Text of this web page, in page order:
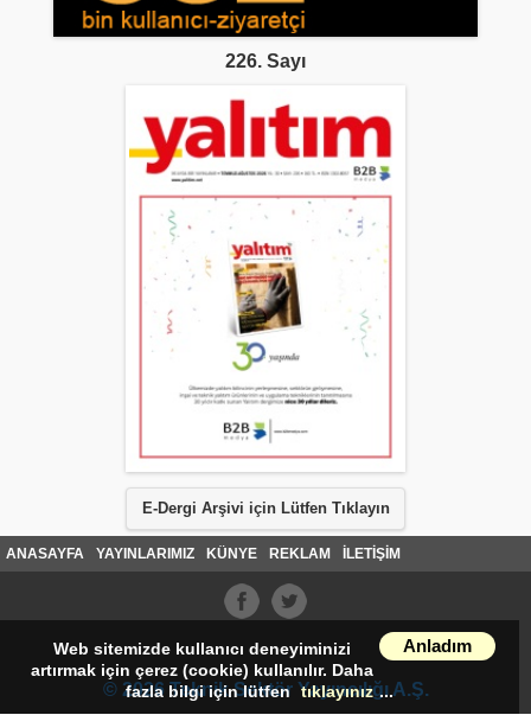
226. Sayı
E-Dergi Arşivi için Lütfen Tıklayın
Anladım
Web sitemizde kullanıcı deneyiminizi
artırmak için çerez (cookie) kullanılır. Daha
fazla bilgi için lütfen tıklayınız ...
ANASAYFA YAYINLARIMIZ KÜNYE REKLAM İLETİŞİM
© 2026 Teknik Sektör Yayıncılığı A.Ş.